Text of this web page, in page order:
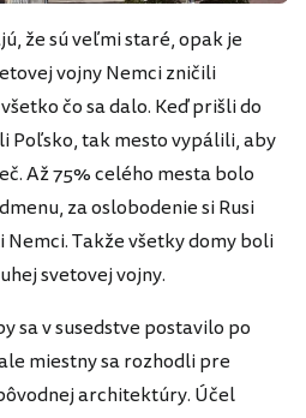
že sú veľmi staré, opak je
vojny Nemci zničili
čo sa dalo. Keď prišli do
Poľsko, tak mesto vypálili, aby
Až 75% celého mesta bolo
za oslobodenie si Rusi
Takže všetky domy boli
svetovej vojny.
sa v susedstve postavilo po
miestny sa rozhodli pre
architektúry. Účel